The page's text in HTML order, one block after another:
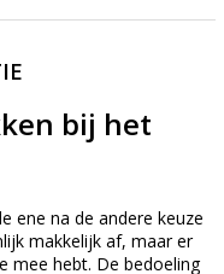
bij het
ene na de andere keuze
makkelijk af, maar er
mee hebt. De bedoeling